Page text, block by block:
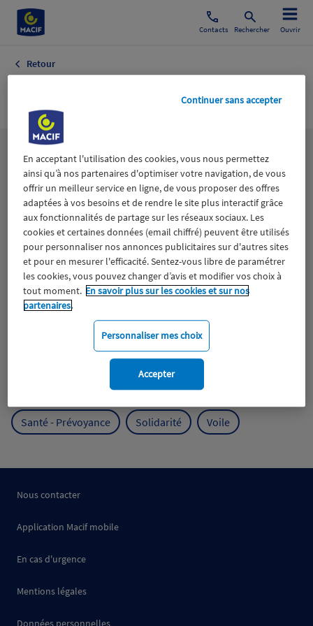
Contacts Rechercher Ouvrir
Retour
Lesthématiques
Aidants Catastrophes naturelles Climat
ESS
Expérience clients Fondation Macif Jeunesse
Mobilité
Protection de l'environnement
Protection des océans Prévention
Santé - Prévoyance Solidarité Voile
Nous contacter
Application Macif mobile
En cas d'urgence
Mentions légales
Données personnelles
En acceptant l'utilisation des cookies, vous nous permettez
ainsi qu’à nos partenaires d'optimiser votre navigation, de vous
offrir un meilleur service en ligne, de vous proposer des offres
adaptées à vos besoins et de rendre le site plus interactif grâce
aux fonctionnalités de partage sur les réseaux sociaux. Les
cookies et certaines données (email chiffré) peuvent être utilisés
pour personnaliser nos annonces publicitaires sur d'autres sites
et pour en mesurer l'efficacité. Sentez-vous libre de paramétrer
les cookies, vous pouvez changer d’avis et modifier vos choix à
tout moment. En savoir plus sur les cookies et sur nos
partenaires.
Personnaliser mes choix
Continuer sans accepter
Accepter